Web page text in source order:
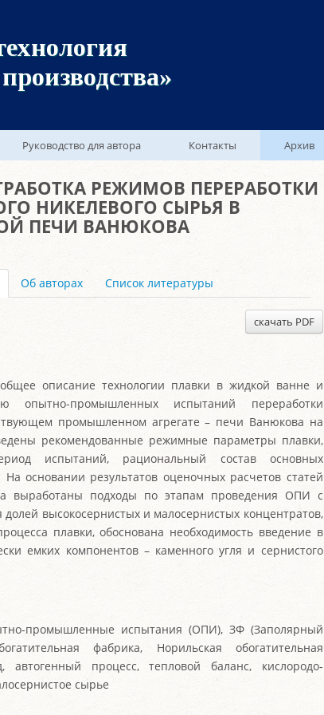
Руководство для автора Контакты Архив
РЕЖИМОВ ПЕРЕРАБОТКИ
НИКЕЛЕВОГО СЫРЬЯ В
ПЕЧИ ВАНЮКОВА
Об авторах Список литературы
скачать PDF
описание технологии плавки в жидкой ванне и
опытно-промышленных испытаний переработки
промышленном агрегате – печи Ванюкова на
рекомендованные режимные параметры плавки,
испытаний, рациональный состав основных
На основании результатов оценочных расчетов статей
выработаны подходы по этапам проведения ОПИ с
высокосернистых и малосернистых концентратов,
плавки, обоснована необходимость введение в
емких компонентов – каменного угля и сернистого
промышленные испытания (ОПИ), ЗФ (Заполярный
фабрика, Норильская обогатительная
процесс, тепловой баланс, кислородо-
сырье